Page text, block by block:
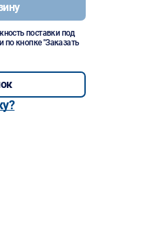
поставки под
по кнопке "Заказать